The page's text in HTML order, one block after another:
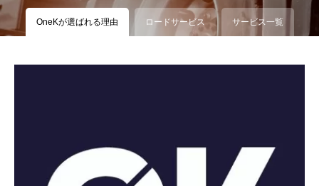
OneKが選ばれる理由 ロードサービス サービス一覧